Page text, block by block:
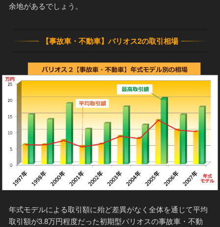
余地があるでしょう。
【事故車・不動車】バリオス2の取引相場
年式モデルによる取引額に殆ど差異がなく全体を通じて平均
取引額が3.8万円程度だった初期型バリオスの事故車・不動